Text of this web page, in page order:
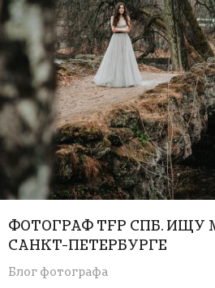
ФОТОГРАФ TFP СПБ. ИЩУ
САНКТ-ПЕТЕРБУРГЕ
Блог фотографа